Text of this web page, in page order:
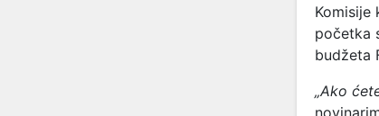
Komisije
početka
budžeta
„Ako